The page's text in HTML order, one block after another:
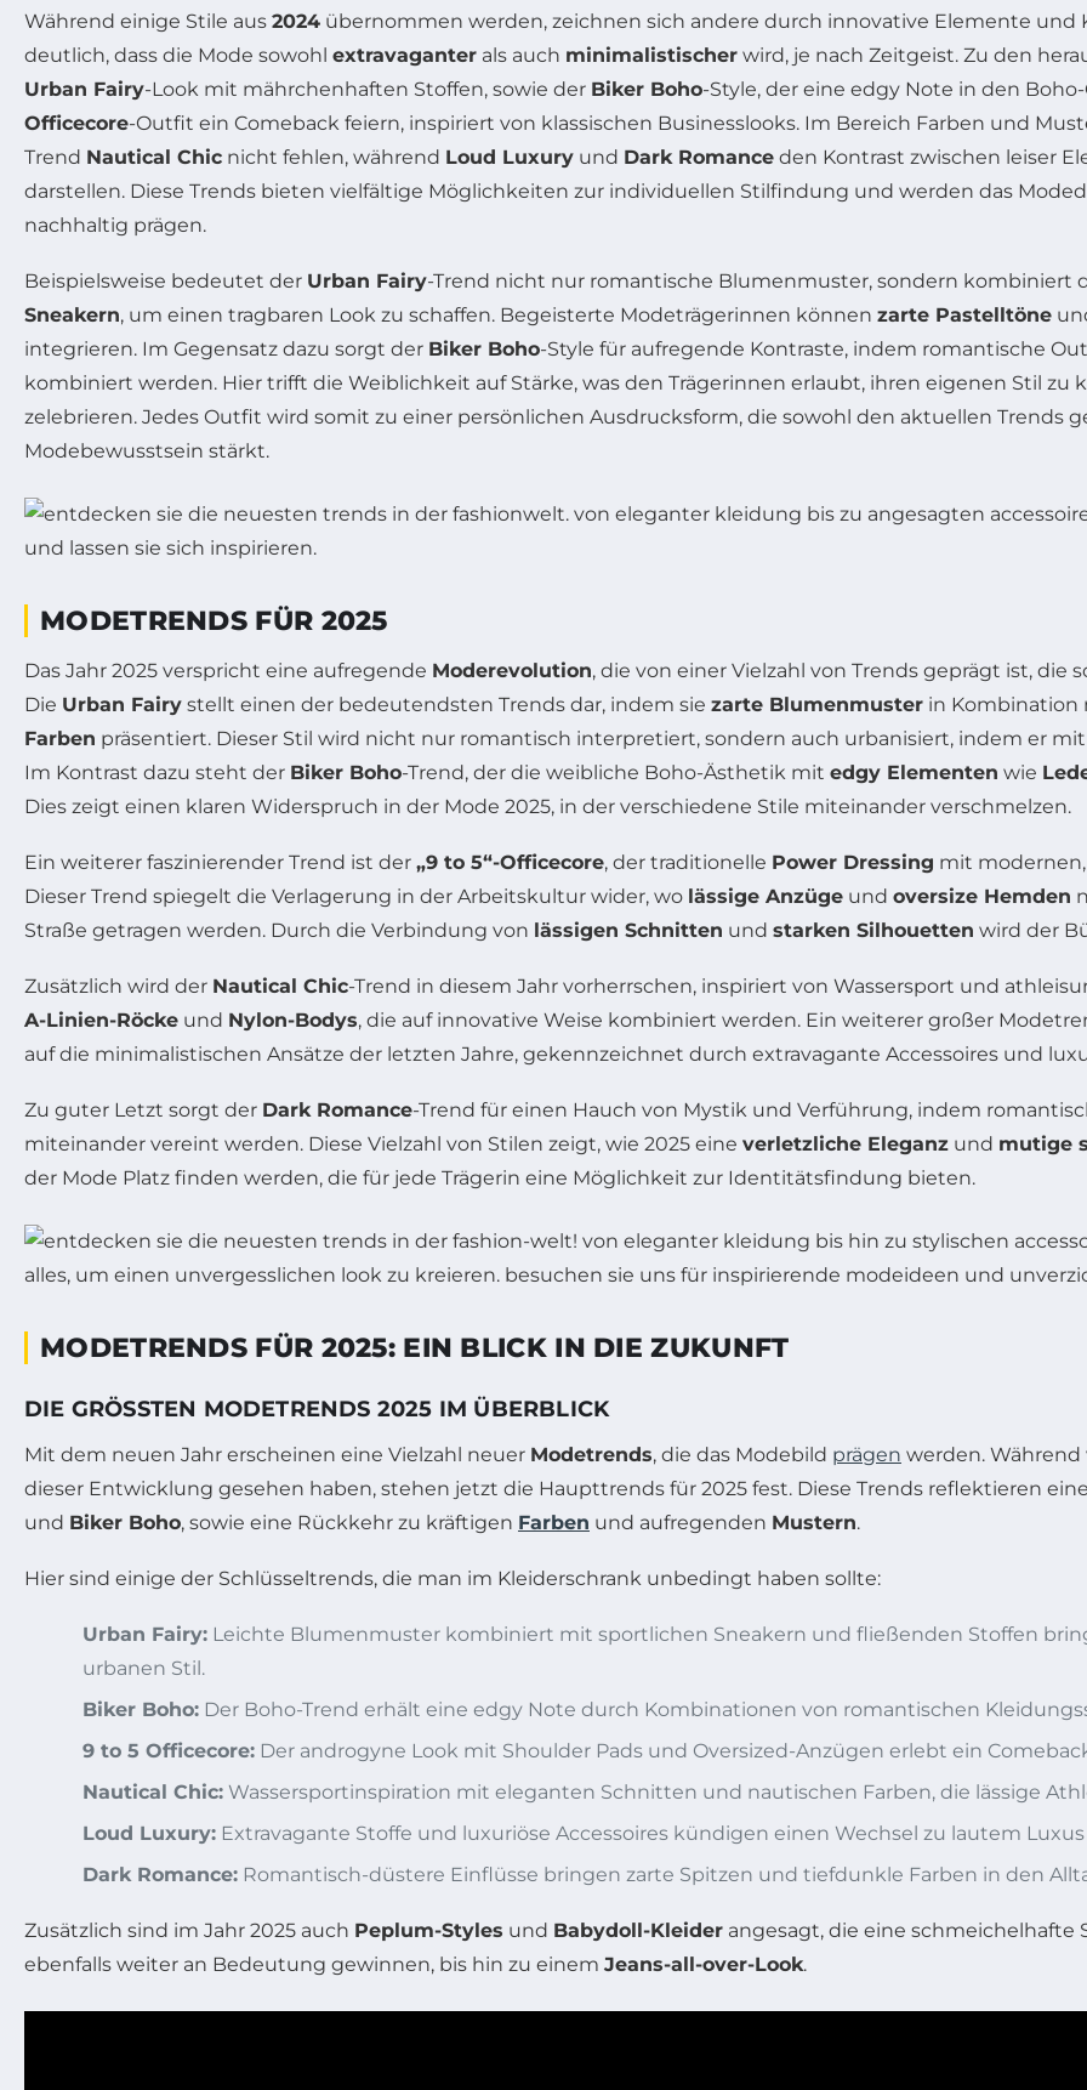
Während einige Stile aus 2024 übernommen werden, zeichnen sich andere durch innovative Elemente und
deutlich, dass die Mode sowohl extravaganter als auch minimalistischer wird, je nach Zeitgeist. Zu den
Urban Fairy-Look mit mährchenhaften Stoffen, sowie der Biker Boho-Style, der eine edgy Note in den
Officecore-Outfit ein Comeback feiern, inspiriert von klassischen Businesslooks. Im Bereich Farben und
Trend Nautical Chic nicht fehlen, während Loud Luxury und Dark Romance den Kontrast zwischen leiser
darstellen. Diese Trends bieten vielfältige Möglichkeiten zur individuellen Stilfindung und werden das
nachhaltig prägen.
Beispielsweise bedeutet der Urban Fairy-Trend nicht nur romantische Blumenmuster, sondern kombiniert
Sneakern, um einen tragbaren Look zu schaffen. Begeisterte Modeträgerinnen können zarte Pastelltöne
integrieren. Im Gegensatz dazu sorgt der Biker Boho-Style für aufregende Kontraste, indem romantische
kombiniert werden. Hier trifft die Weiblichkeit auf Stärke, was den Trägerinnen erlaubt, ihren eigenen Stil zu
zelebrieren. Jedes Outfit wird somit zu einer persönlichen Ausdrucksform, die sowohl den aktuellen Trends
Modebewusstsein stärkt.
MODETRENDS FÜR 2025
Das Jahr 2025 verspricht eine aufregende Moderevolution, die von einer Vielzahl von Trends geprägt ist, die
Die Urban Fairy stellt einen der bedeutendsten Trends dar, indem sie zarte Blumenmuster in
Farben präsentiert. Dieser Stil wird nicht nur romantisch interpretiert, sondern auch urbanisiert, indem er
Im Kontrast dazu steht der Biker Boho-Trend, der die weibliche Boho-Ästhetik mit edgy Elementen wie
Dies zeigt einen klaren Widerspruch in der Mode 2025, in der verschiedene Stile miteinander verschmelzen.
Ein weiterer faszinierender Trend ist der „9 to 5“-Officecore, der traditionelle Power Dressing mit
Dieser Trend spiegelt die Verlagerung in der Arbeitskultur wider, wo lässige Anzüge und oversize Hemden
Straße getragen werden. Durch die Verbindung von lässigen Schnitten und starken Silhouetten wird der
Zusätzlich wird der Nautical Chic-Trend in diesem Jahr vorherrschen, inspiriert von Wassersport und
A-Linien-Röcke und Nylon-Bodys, die auf innovative Weise kombiniert werden. Ein weiterer großer
auf die minimalistischen Ansätze der letzten Jahre, gekennzeichnet durch extravagante Accessoires und
Zu guter Letzt sorgt der Dark Romance-Trend für einen Hauch von Mystik und Verführung, indem
miteinander vereint werden. Diese Vielzahl von Stilen zeigt, wie 2025 eine verletzliche Eleganz und mutige
der Mode Platz finden werden, die für jede Trägerin eine Möglichkeit zur Identitätsfindung bieten.
MODETRENDS FÜR 2025: EIN BLICK IN DIE ZUKUNFT
DIE GRÖSSTEN MODETRENDS 2025 IM ÜBERBLICK
Mit dem neuen Jahr erscheinen eine Vielzahl neuer Modetrends, die das Modebild prägen werden.
dieser Entwicklung gesehen haben, stehen jetzt die Haupttrends für 2025 fest. Diese Trends reflektieren
und Biker Boho, sowie eine Rückkehr zu kräftigen Farben und aufregenden Mustern.
Hier sind einige der Schlüsseltrends, die man im Kleiderschrank unbedingt haben sollte:
Urban Fairy: Leichte Blumenmuster kombiniert mit sportlichen Sneakern und fließenden Stoffen
urbanen Stil.
Biker Boho: Der Boho-Trend erhält eine edgy Note durch Kombinationen von romantischen
9 to 5 Officecore: Der androgyne Look mit Shoulder Pads und Oversized-Anzügen erlebt ein
Nautical Chic: Wassersportinspiration mit eleganten Schnitten und nautischen Farben, die lässige
Loud Luxury: Extravagante Stoffe und luxuriöse Accessoires kündigen einen Wechsel zu lautem
Dark Romance: Romantisch-düstere Einflüsse bringen zarte Spitzen und tiefdunkle Farben in den
Zusätzlich sind im Jahr 2025 auch Peplum-Styles und Babydoll-Kleider angesagt, die eine
ebenfalls weiter an Bedeutung gewinnen, bis hin zu einem Jeans-all-over-Look.